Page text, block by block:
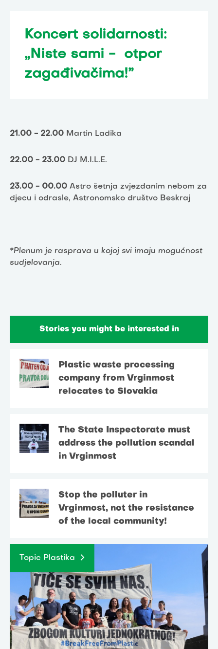
Koncert solidarnosti:
„Niste sami - otpor
zagađivačima!”
21.00 - 22.00 Martin Ladika
22.00 - 23.00 DJ M.I.L.E.
23.00 - 00.00 Astro šetnja zvjezdanim nebom za
djecu i odrasle, Astronomsko društvo Beskraj
*Plenum je rasprava u kojoj svi imaju mogućnost
sudjelovanja.
Stories you might be interested in
Plastic waste processing
company from Vrginmost
relocates to Slovakia
The State Inspectorate must
address the pollution scandal
in Vrginmost
Stop the polluter in
Vrginmost, not the resistance
of the local community!
Topic Plastika